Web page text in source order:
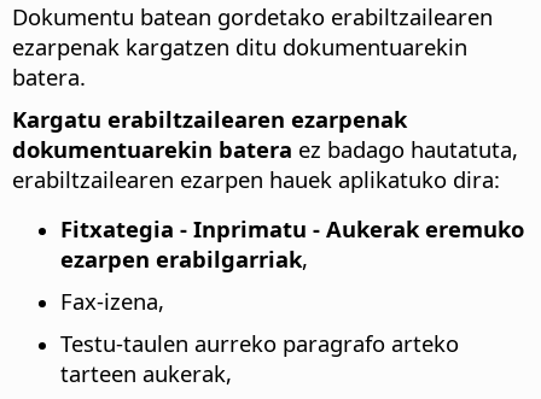
Dokumentu batean gordetako erabiltzailearen
ezarpenak kargatzen ditu dokumentuarekin
batera.
Kargatu erabiltzailearen ezarpenak
dokumentuarekin batera ez badago hautatuta,
erabiltzailearen ezarpen hauek aplikatuko dira:
Fitxategia - Inprimatu - Aukerak eremuko
ezarpen erabilgarriak,
Fax-izena,
Testu-taulen aurreko paragrafo arteko
tarteen aukerak,